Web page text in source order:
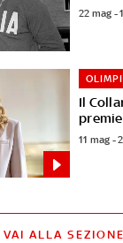
22 mag -
Il
11 mag -
VAI ALLA SEZIONE